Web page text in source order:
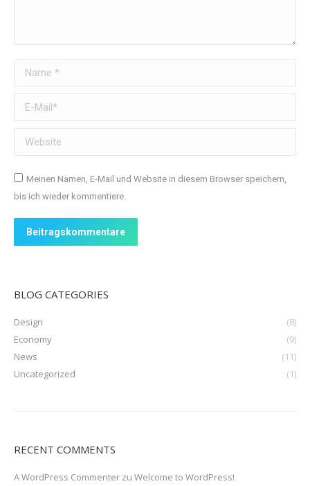
Name *
E-Mail *
Website
Meinen Namen, E-Mail und Website in diesem Browser speichern,
bis ich wieder kommentiere.
Beitragskommentare
BLOG CATEGORIES
Design
(8)
Economy
(9)
News
(11)
Uncategorized
(1)
RECENT COMMENTS
A WordPress Commenter zu Welcome to WordPress!